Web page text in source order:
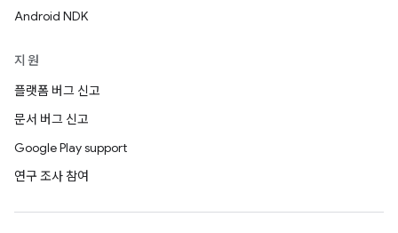
Android NDK
지원
플랫폼 버그 신고
문서 버그 신고
Google Play support
연구 조사 참여